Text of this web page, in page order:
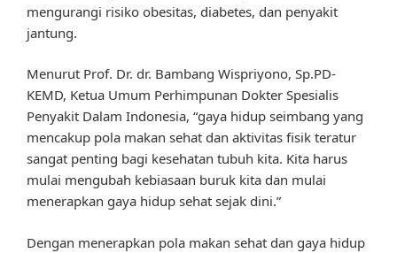
mengurangi risiko obesitas, diabetes, dan penyakit
jantung.
Menurut Prof. Dr. dr. Bambang Wispriyono, Sp.PD-
KEMD, Ketua Umum Perhimpunan Dokter Spesialis
Penyakit Dalam Indonesia, “gaya hidup seimbang yang
mencakup pola makan sehat dan aktivitas fisik teratur
sangat penting bagi kesehatan tubuh kita. Kita harus
mulai mengubah kebiasaan buruk kita dan mulai
menerapkan gaya hidup sehat sejak dini.”
Dengan menerapkan pola makan sehat dan gaya hidup